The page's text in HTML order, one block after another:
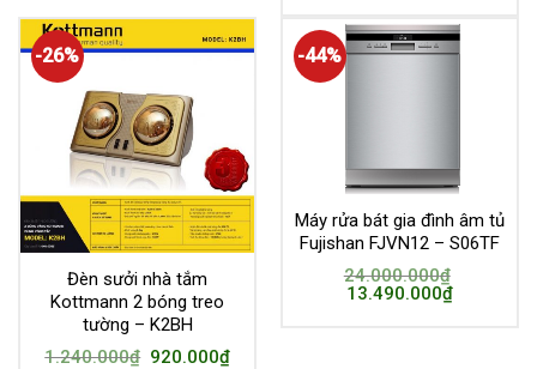
-26%
Đèn sưởi nhà tắm
Kottmann 2 bóng treo
tường – K2BH
1.240.000₫ 920.000₫
-44%
Máy rửa bát gia đình âm tủ
Fujishan FJVN12 – S06TF
24.000.000₫
13.490.000₫